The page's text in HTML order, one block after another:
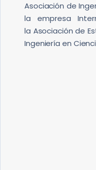
Asociación de
la empresa
la Asociación de
Ingeniería en